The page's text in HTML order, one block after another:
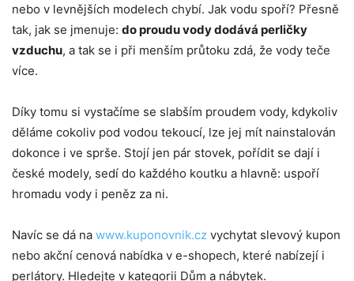
nebo v levnějších modelech chybí. Jak vodu spoří? Přesně
tak, jak se jmenuje: do proudu vody dodává perličky
vzduchu, a tak se i při menším průtoku zdá, že vody teče
více.
Díky tomu si vystačíme se slabším proudem vody, kdykoliv
děláme cokoliv pod vodou tekoucí, lze jej mít nainstalován
dokonce i ve sprše. Stojí jen pár stovek, pořídit se dají i
české modely, sedí do každého koutku a hlavně: uspoří
hromadu vody i peněz za ni.
Navíc se dá na www.kuponovnik.cz vychytat slevový kupon
nebo akční cenová nabídka v e-shopech, které nabízejí i
perlátory. Hledejte v kategorii Dům a nábytek.